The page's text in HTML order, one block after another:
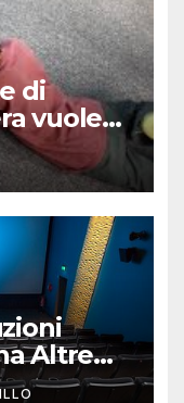
di
vuole
del
Altre